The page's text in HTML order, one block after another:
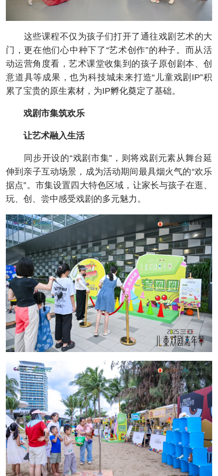
这些课程不仅为孩子们打开了通往戏剧艺术的大
门，更在他们心中种下了“艺术创作”的种子。而从活
动运营角度看，艺术课堂收集到的孩子原创剧本、创
意道具等成果，也为科技城未来打造“儿童戏剧IP”积
累了宝贵的原生素材，为IP孵化奠定了基础。
戏剧市集筑欢乐
让艺术融入生活
同步开设的“戏剧市集”，则将戏剧元素从舞台延
伸到亲子互动场景，成为活动期间最具烟火气的“欢乐
据点”。市集设置四大特色区域，让家长与孩子在逛、
玩、创、尝中感受戏剧的多元魅力。